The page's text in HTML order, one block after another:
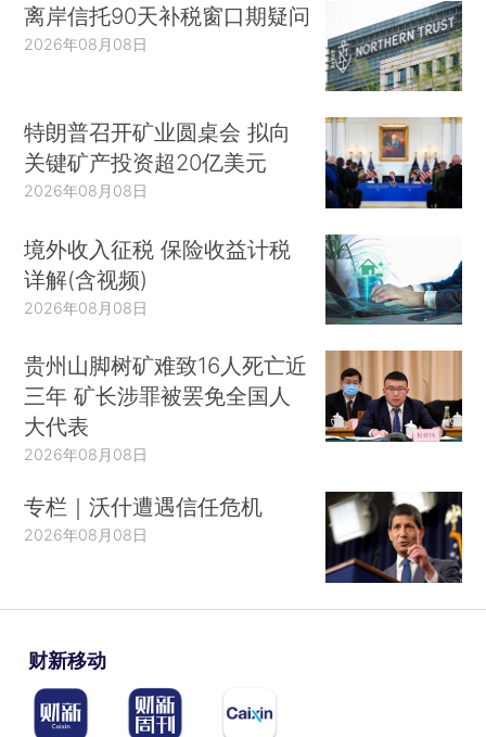
离岸信托90天补税窗口期疑问
2026年08月08日
特朗普召开矿业圆桌会 拟向
关键矿产投资超20亿美元
2026年08月08日
境外收入征税 保险收益计税
详解(含视频)
2026年08月08日
贵州山脚树矿难致16人死亡近
三年 矿长涉罪被罢免全国人
大代表
2026年08月08日
专栏｜沃什遭遇信任危机
2026年08月08日
财新移动